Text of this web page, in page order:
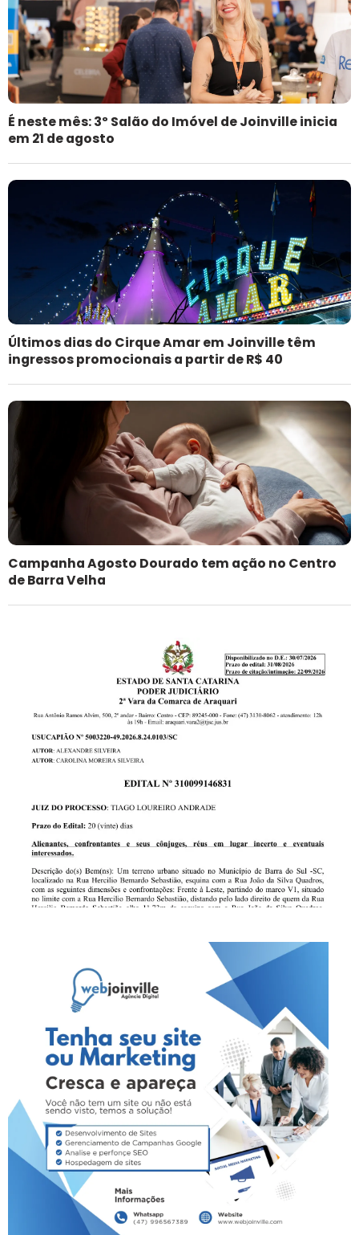
É neste mês: 3º Salão do Imóvel de Joinville inicia
em 21 de agosto
Últimos dias do Cirque Amar em Joinville têm
ingressos promocionais a partir de R$ 40
Campanha Agosto Dourado tem ação no Centro
de Barra Velha